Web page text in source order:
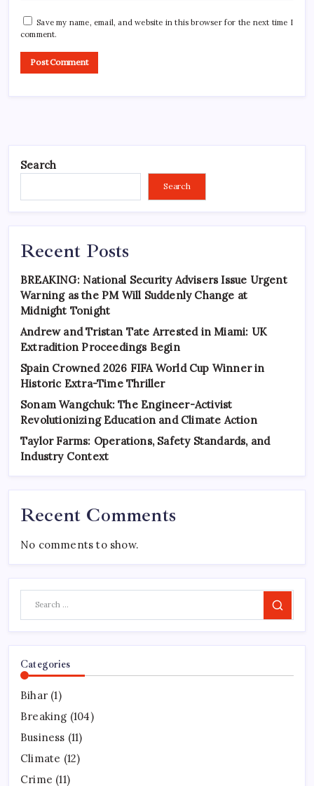
Save my name, email, and website in this browser for the next time I
comment.
Search
Search
Recent Posts
BREAKING: National Security Advisers Issue Urgent
Warning as the PM Will Suddenly Change at
Midnight Tonight
Andrew and Tristan Tate Arrested in Miami: UK
Extradition Proceedings Begin
Spain Crowned 2026 FIFA World Cup Winner in
Historic Extra-Time Thriller
Sonam Wangchuk: The Engineer-Activist
Revolutionizing Education and Climate Action
Taylor Farms: Operations, Safety Standards, and
Industry Context
Recent Comments
No comments to show.
Search
Categories
Bihar (1)
Breaking (104)
Business (11)
Climate (12)
Crime (11)